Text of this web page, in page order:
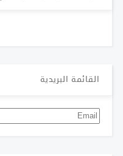
القائمة البريدية